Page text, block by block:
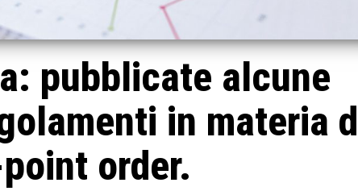
pubblicate alcune
in materia
order.